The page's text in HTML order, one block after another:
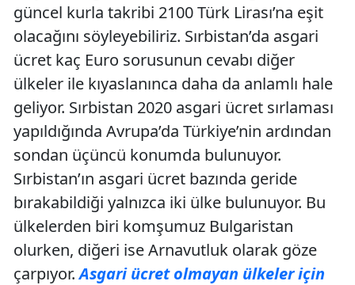
güncel kurla takribi 2100 Türk Lirası’na eşit
olacağını söyleyebiliriz. Sırbistan’da asgari
ücret kaç Euro sorusunun cevabı diğer
ülkeler ile kıyaslanınca daha da anlamlı hale
geliyor. Sırbistan 2020 asgari ücret sırlaması
yapıldığında Avrupa’da Türkiye’nin ardından
sondan üçüncü konumda bulunuyor.
Sırbistan’ın asgari ücret bazında geride
bırakabildiği yalnızca iki ülke bulunuyor. Bu
ülkelerden biri komşumuz Bulgaristan
olurken, diğeri ise Arnavutluk olarak göze
çarpıyor.Asgari ücret olmayan ülkeler için